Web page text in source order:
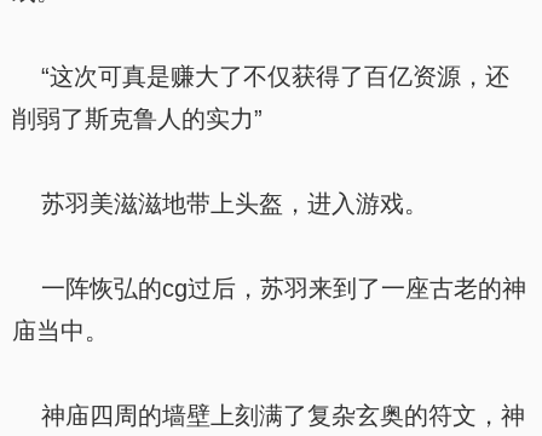
“这次可真是赚大了不仅获得了百亿资源，还
削弱了斯克鲁人的实力”
苏羽美滋滋地带上头盔，进入游戏。
一阵恢弘的cg过后，苏羽来到了一座古老的神
庙当中。
神庙四周的墙壁上刻满了复杂玄奥的符文，神